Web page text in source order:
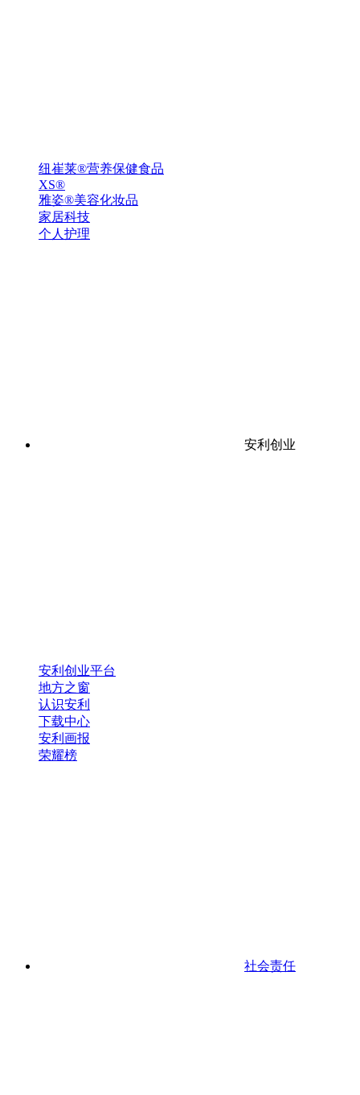
纽崔莱®营养保健食品
XS®
雅姿®美容化妆品
家居科技
个人护理
安利创业
安利创业平台
地方之窗
认识安利
下载中心
安利画报
荣耀榜
社会责任